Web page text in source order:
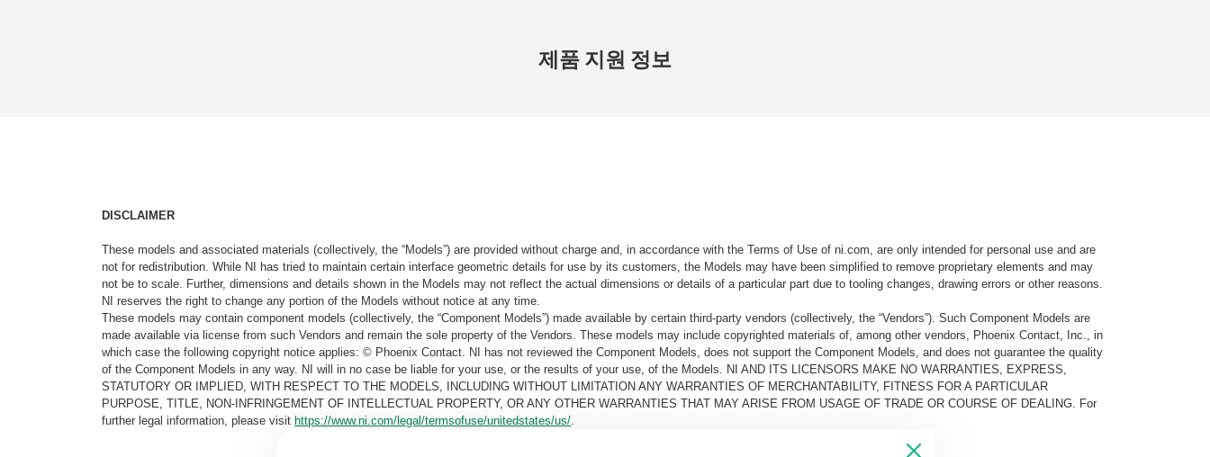
제품 지원 정보
DISCLAIMER
These models and associated materials (collectively, the “Models”) are provided without charge and, in accordance with the Terms of Use of ni.com, are only intended for personal use and are
not for redistribution. While NI has tried to maintain certain interface geometric details for use by its customers, the Models may have been simplified to remove proprietary elements and may
not be to scale. Further, dimensions and details shown in the Models may not reflect the actual dimensions or details of a particular part due to tooling changes, drawing errors or other reasons.
NI reserves the right to change any portion of the Models without notice at any time.
These models may contain component models (collectively, the “Component Models”) made available by certain third-party vendors (collectively, the “Vendors”). Such Component Models are
made available via license from such Vendors and remain the sole property of the Vendors. These models may include copyrighted materials of, among other vendors, Phoenix Contact, Inc., in
which case the following copyright notice applies: © Phoenix Contact. NI has not reviewed the Component Models, does not support the Component Models, and does not guarantee the quality
of the Component Models in any way. NI will in no case be liable for your use, or the results of your use, of the Models. NI AND ITS LICENSORS MAKE NO WARRANTIES, EXPRESS,
STATUTORY OR IMPLIED, WITH RESPECT TO THE MODELS, INCLUDING WITHOUT LIMITATION ANY WARRANTIES OF MERCHANTABILITY, FITNESS FOR A PARTICULAR
PURPOSE, TITLE, NON-INFRINGEMENT OF INTELLECTUAL PROPERTY, OR ANY OTHER WARRANTIES THAT MAY ARISE FROM USAGE OF TRADE OR COURSE OF DEALING. For
further legal information, please visithttps://www.ni.com/legal/termsofuse/unitedstates/us/